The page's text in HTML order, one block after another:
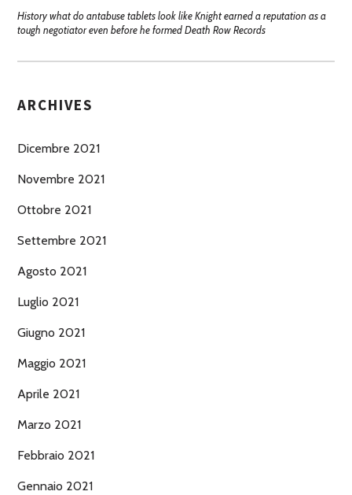
History what do antabuse tablets look like Knight earned a reputation as a
tough negotiator even before he formed Death Row Records
ARCHIVES
Dicembre 2021
Novembre 2021
Ottobre 2021
Settembre 2021
Agosto 2021
Luglio 2021
Giugno 2021
Maggio 2021
Aprile 2021
Marzo 2021
Febbraio 2021
Gennaio 2021